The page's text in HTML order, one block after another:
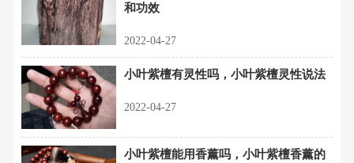
和功效
2022-04-27
小叶紫檀有灵性吗，小叶紫檀灵性说法
2022-04-27
小叶紫檀能用香薰吗，小叶紫檀香薰的